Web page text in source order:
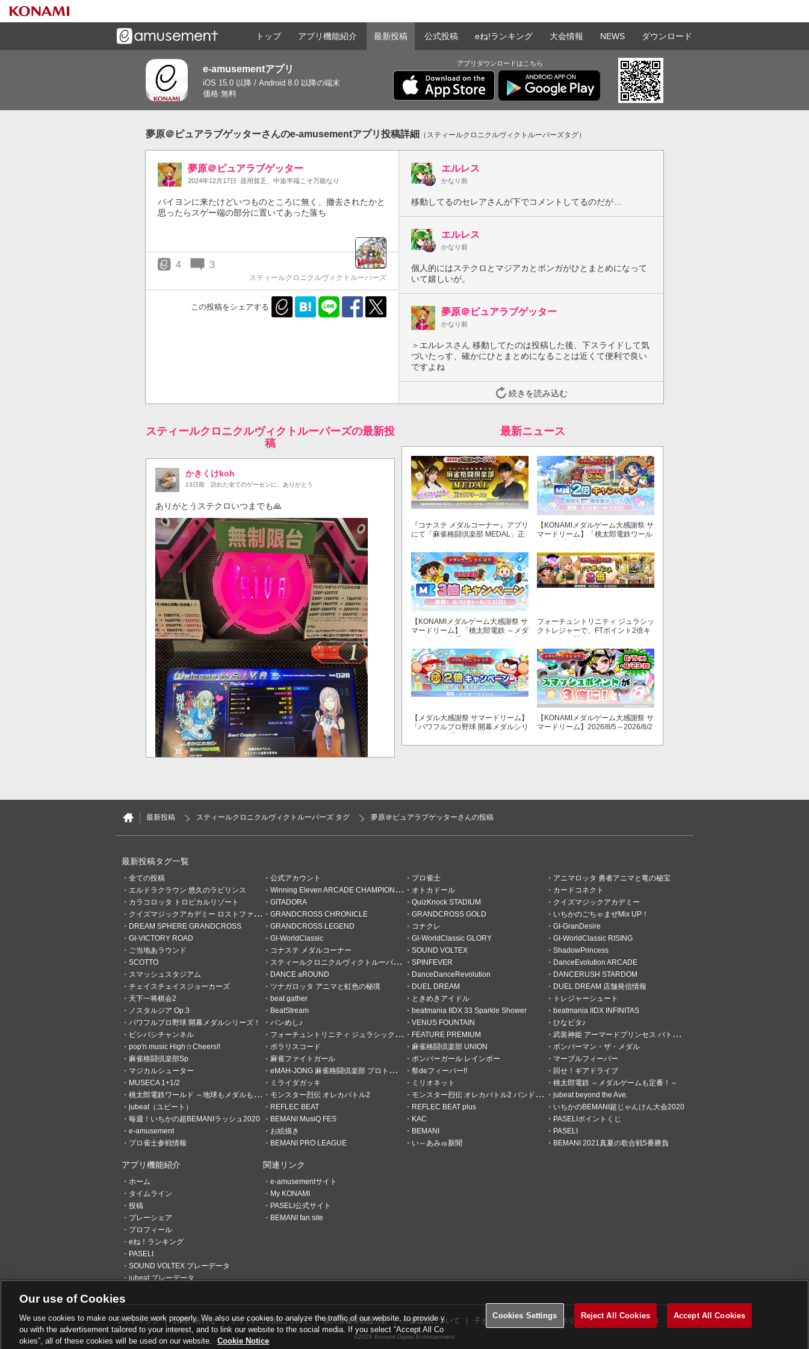
ゲームと連携したコミュニケーションアプリで
トップ アプリ機能紹介 最新投稿 公式投稿 eね!ランキング 大会情報 NEWS ダウンロード
e-amusementアプリ
iOS 15.0 以降 / Android 8.0 以降の端末
価格:無料
アプリダウンロードはこちら
夢原＠ピュアラブゲッターさんのe-amusementアプリ投稿詳細 （スティールクロニクルヴィクトルーパーズタグ）
夢原＠ピュアラブゲッター
2024年12月17日 器用貧乏、中途半端こそ万能なり
バイヨンに来たけどいつものところに無く、撤去されたかと
思ったらスゲー端の部分に置いてあった落ち
4 3
スティールクロニクルヴィクトルーパーズ
この投稿をシェアする
エルレス
かなり前
移動してるのセレアさんが下でコメントしてるのだが…
エルレス
かなり前
個人的にはステクロとマジアカとボンガがひとまとめになって
いて嬉しいが。
夢原＠ピュアラブゲッター
かなり前
＞エルレスさん 移動してたのは投稿した後、下スライドして気
づいたっす、確かにひとまとめになることは近くて便利で良い
ですよね
続きを読み込む
スティールクロニクルヴィクトルーパーズの最新投
稿
かきくけkoh
13日前 訪れた全てのゲーセンに、ありがとう
ありがとうステクロいつまでも🙏
14日前
ホンマありがとうステクロ🙏
バイヨン行ってもやらなくなったから、書くことないんだも
ん。
6 1
caruku
3ヶ月前 DDR旧作勢です
最新ニュース
『コナステ メダルコーナー』アプリ
にて「麻雀格闘倶楽部 MEDAL」正
【KONAMIメダルゲーム大感謝祭 サ
マードリーム】「桃太郎電鉄ワール
～」でマイル獲得数が2倍！
【KONAMIメダルゲーム大感謝祭 サ
マードリーム】「桃太郎電鉄 ～メダ
数が3倍！
フォーチュントリニティ ジュラシッ
クトレジャーで、FTポイント2倍キ
【メダル大感謝祭 サマードリーム】
「パワフルプロ野球 開幕メダルシリ
が2倍！
【KONAMIメダルゲーム大感謝祭 サ
マードリーム】2026/8/5～2026/8/2
最新投稿 スティールクロニクルヴィクトルーパーズ タグ 夢原＠ピュアラブゲッターさんの投稿
最新投稿タグ一覧
全ての投稿 公式アカウント プロ雀士
アニマロッタ 勇者アニマと竜の秘宝
エルドラクラウン 悠久のラビリンス
Winning Eleven ARCADE CHAMPIONSHIP オトカドール
カードコネクト
カラコロッタ トロピカルリゾート
GITADORA QuizKnock STADIUM
クイズマジックアカデミー
クイズマジックアカデミー ロストファンタリウム
GRANDCROSS CHRONICLE GRANDCROSS GOLD
いちかのごちゃまぜMix UP！
DREAM SPHERE GRANDCROSS
GRANDCROSS LEGEND コナクレ
GI-GranDesire
GI-VICTORY ROAD
GI-WorldClassic GI-WorldClassic GLORY
GI-WorldClassic RISING
ご当地あラウンド
コナステ メダルコーナー SOUND VOLTEX
ShadowPrincess
SCOTTO
スティールクロニクルヴィクトルーパーズ SPINFEVER
DanceEvolution ARCADE
スマッシュスタジアム
DANCE aROUND DanceDanceRevolution
DANCERUSH STARDOM
チェイスチェイスジョーカーズ
ツナガロッタ アニマと虹色の秘境 DUEL DREAM
DUEL DREAM 店舗発信情報
天下一将棋会2
beat gather ときめきアイドル
トレジャーシュート
ノスタルジア Op.3
BeatStream beatmania IIDX 33 Sparkle Shower
beatmania IIDX INFINITAS
パワフルプロ野球 開幕メダルシリーズ！
バンめし♪ VENUS FOUNTAIN
ひなビタ♪
ビシバシチャンネル
フォーチュントリニティ ジュラシックトレジャー FEATURE PREMIUM
武装神姫 アーマードプリンセス バトルコンダクター
pop'n music High☆Cheers!!
ポラリスコード 麻雀格闘倶楽部 UNION
ボンバーマン・ザ・メダル
麻雀格闘倶楽部Sp
麻雀ファイトガール ボンバーガール レインボー
マーブルフィーバー
マジカルシューター
eMAH-JONG 麻雀格闘倶楽部 プロトーナメント 祭deフィーバー!!
回せ！ギアドライブ
MUSECA 1+1/2
ミライダガッキ ミリオネット
桃太郎電鉄 ～メダルゲームも定番！～
桃太郎電鉄ワールド ～地球もメダルもまわってる！～
モンスター烈伝 オレカバトル2 モンスター烈伝 オレカバトル2 パンドラのメダル
jubeat beyond the Ave.
jubeat（ユビート）
REFLEC BEAT REFLEC BEAT plus
いちかのBEMANI超じゃんけん大会2020
毎週！いちかの超BEMANIラッシュ2020
BEMANI MusiQ FES KAC
PASELIポイントくじ
e-amusement
お絵描き BEMANI
PASELI
プロ雀士参戦情報
BEMANI PRO LEAGUE い～あみゅ新聞 BEMANI 2021真夏の歌合戦5番勝負
アプリ機能紹介
ホーム
タイムライン
投稿
プレーシェア
プロフィール
eね！ランキング
PASELI
SOUND VOLTEX プレーデータ
jubeat プレーデータ
関連リンク
e-amusementサイト
My KONAMI
PASELI公式サイト
BEMANI fan site
サイトマップ お問い合わせ サイトのご利用について 個人情報等保護方針 外部送信について 子どもの安全基準に関するポリシー Cookies Settings
©2026 Konami Digital Entertainment
Our use of Cookies
We use cookies to make our website work properly. We also use cookies to analyze the traffic of our website, to provide y
ou with the advertisement tailored to your interest, and to link our website to the social media. If you select “Accept All Co
okies”, all of these cookies will be used on our website.
Cookie Notice
Cookies Settings Reject All Cookies Accept All Cookies